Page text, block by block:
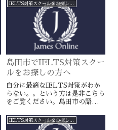
IELTS対策スクールをお探しの方へ
島田市でIELTS対策スクー
ルをお探しの方へ
自分に最適なIELTS対策がわか
らない。。という方は是非こちら
をご覧ください。島田市の語学ス
ラインのIELTS対策ならより確
実に目標達成が近づきます。海外
IELTS対策スクールをお探しの方へ